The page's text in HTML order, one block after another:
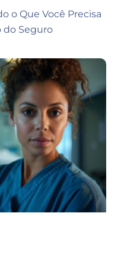
o Que Você Precisa
do Seguro